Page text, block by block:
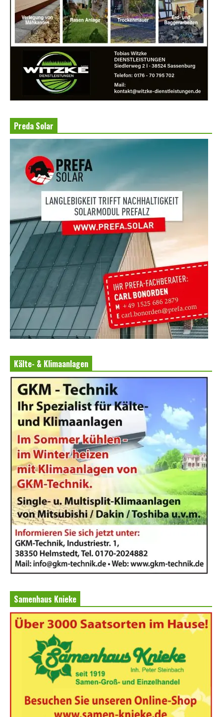
Preda Solar
Kälte- & Klimaanlagen
Samenhaus Knieke